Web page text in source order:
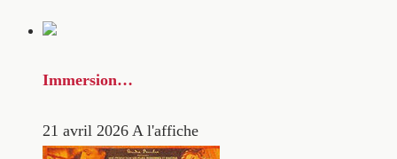
Immersion…
21 avril 2026 A l'affiche